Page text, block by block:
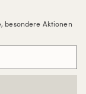
besondere Aktionen